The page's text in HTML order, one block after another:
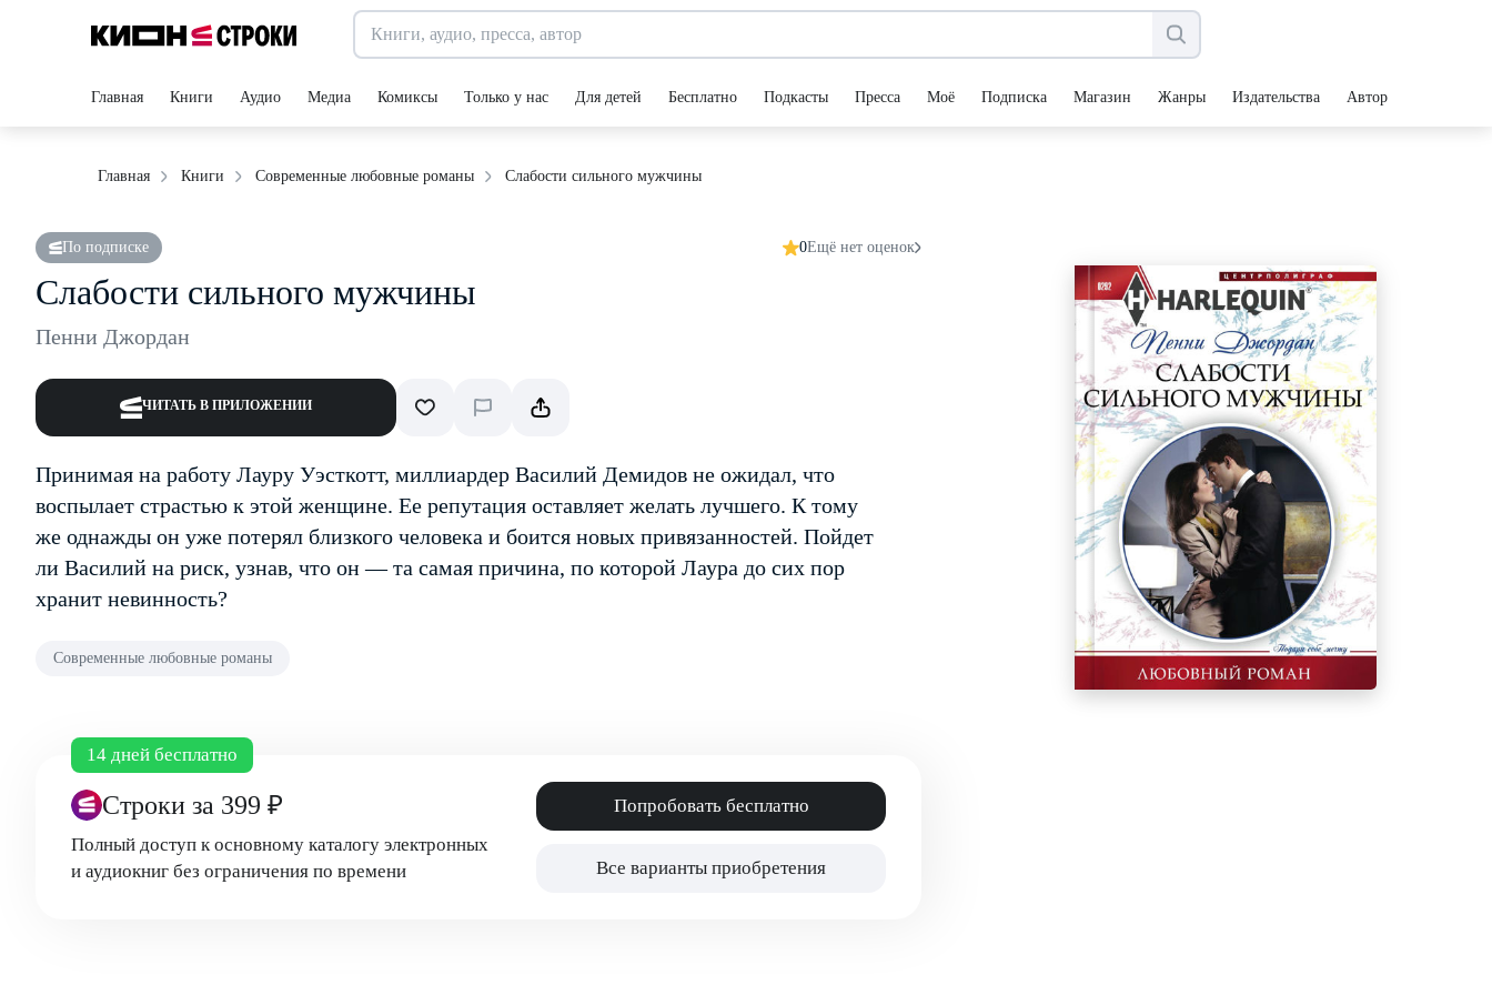
Главная Книги Аудио Медиа Комиксы Только у нас Для детей Бесплатно Подкасты Пресса Моё Подписка Магазин Жанры Издательства Авторы
Главная Книги Современные любовные романы Слабости сильного мужчины
По подписке 0Ещё нет оценок
Слабости сильного мужчины
Пенни Джордан
ЧИТАТЬ В ПРИЛОЖЕНИИ
Принимая на работу Лауру Уэсткотт, миллиардер Василий Демидов не ожидал, что
воспылает страстью к этой женщине. Ее репутация оставляет желать лучшего. К тому
же однажды он уже потерял близкого человека и боится новых привязанностей. Пойдет
ли Василий на риск, узнав, что он — та самая причина, по которой Лаура до сих пор
хранит невинность?
Современные любовные романы
14 дней бесплатно
Строки за 399 ₽
Полный доступ к основному каталогу электронных
и аудиокниг без ограничения по времени
Попробовать бесплатно
Все варианты приобретения